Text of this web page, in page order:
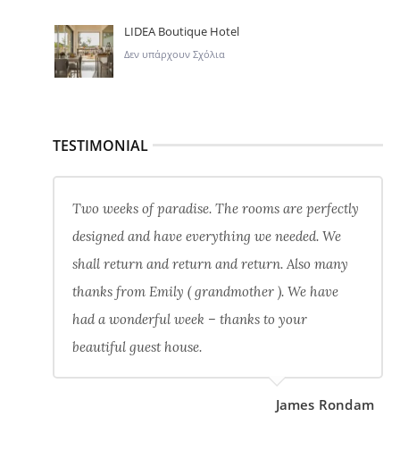
LIDEA Boutique Hotel
Δεν υπάρχουν Σχόλια
TESTIMONIAL
Two weeks of paradise. The rooms are perfectly
designed and have everything we needed. We
shall return and return and return. Also many
thanks from Emily ( grandmother ). We have
had a wonderful week – thanks to your
beautiful guest house.
James Rondam